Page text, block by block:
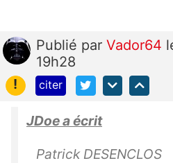
Publié par Vador64
19h28
!
citer
JDoe a écrit
Patrick DESENCLOS